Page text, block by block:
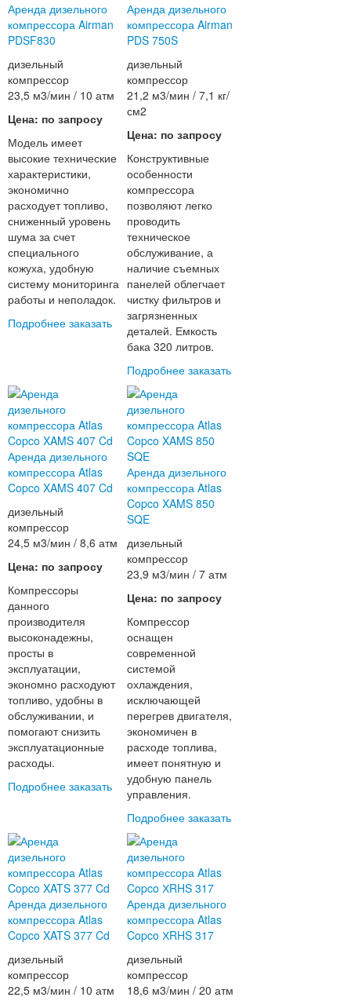
Аренда дизельного
компрессора Airman
PDSF830
дизельный
компрессор
23,5 м3/мин / 10 атм
Цена: по запросу
Модель имеет
высокие технические
характеристики,
экономично
расходует топливо,
сниженный уровень
шума за счет
специального
кожуха, удобную
систему мониторинга
работы и неполадок.
Подробнее заказать
Аренда дизельного
компрессора Airman
PDS 750S
дизельный
компрессор
21,2 м3/мин / 7,1 кг/
см2
Цена: по запросу
Конструктивные
особенности
компрессора
позволяют легко
проводить
техническое
обслуживание, а
наличие съемных
панелей облегчает
чистку фильтров и
загрязненных
деталей. Емкость
бака 320 литров.
Подробнее заказать
Аренда дизельного
компрессора Atlas
Copco XAMS 407 Cd
дизельный
компрессор
24,5 м3/мин / 8,6 атм
Цена: по запросу
Компрессоры
данного
производителя
высоконадежны,
просты в
эксплуатации,
экономно расходуют
топливо, удобны в
обслуживании, и
помогают снизить
эксплуатационные
расходы.
Подробнее заказать
Аренда дизельного
компрессора Atlas
Copco XAMS 850
SQE
дизельный
компрессор
23,9 м3/мин / 7 атм
Цена: по запросу
Компрессор
оснащен
современной
системой
охлаждения,
исключающей
перегрев двигателя,
экономичен в
расходе топлива,
имеет понятную и
удобную панель
управления.
Подробнее заказать
Аренда дизельного
компрессора Atlas
Copco XATS 377 Cd
дизельный
компрессор
22,5 м3/мин / 10 атм
Аренда дизельного
компрессора Atlas
Copco ХRHS 317
дизельный
компрессор
18,6 м3/мин / 20 атм